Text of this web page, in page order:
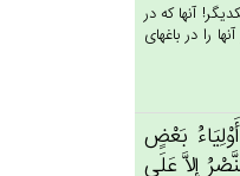
آنها كه در
را در باغهاى
بَعْض‌ٍ
إِلاَّ عَلَي‌